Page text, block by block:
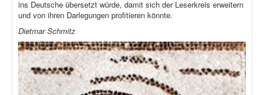
ins Deutsche übersetzt würde, damit sich der Leserkreis erweitern
und von ihren Darlegungen profitieren könnte.
Dietmar Schmitz